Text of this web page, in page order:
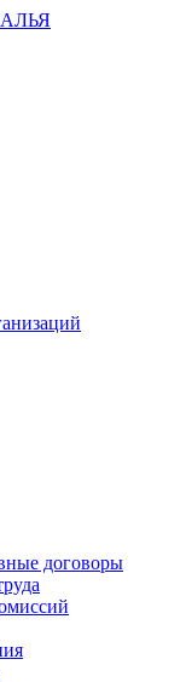
договоры